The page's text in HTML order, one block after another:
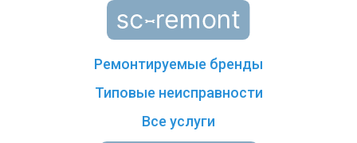
Ремонтируемые бренды
Типовые неисправности
Все услуги